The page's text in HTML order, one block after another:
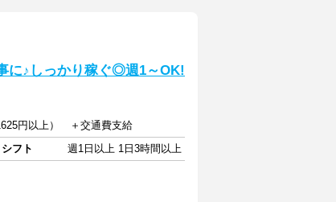
に♪しっかり稼ぐ◎週1～OK!
円以上） ＋交通費支給
シフト
週1日以上 1日3時間以上